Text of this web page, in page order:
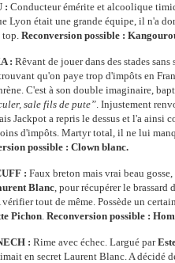
: Conducteur émérite et alcoolique
Lyon était une grande équipe, il n'a
top.Reconversion possible :
: Rêvant de jouer dans des stades
qu'on paye trop d'impôts en
C'est à son double imaginaire,
sale fils de pute”. Injustement
Jackpot a repris le dessus et l'a ainsi
d'impôts. Martyr total, il ne lui
possible : Clown blanc.
: Faux breton mais vrai beau
Blanc, pour récupérer le
vérifier tout de même. Possède un
Pichon. Reconversion possible :
: Rime avec échec. Largué par
en secret Laurent Blanc. A décidé